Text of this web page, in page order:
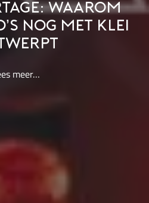
WAAROM
NOG MET KLEI
meer…